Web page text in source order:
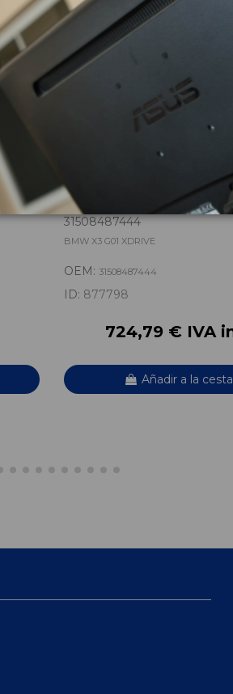
DIFERENCIAL DELANTERO
31508487444
BMW X3 G01 XDRIVE
OEM: 31508487444
ID: 877798
724,79 € IVA
Añadir a la cesta